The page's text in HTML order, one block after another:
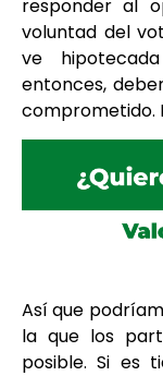
responder al
voluntad del
ve
entonces,
comprometido.
Así que
la que los
posible. Si es